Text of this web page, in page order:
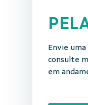
Envie
consulte
em